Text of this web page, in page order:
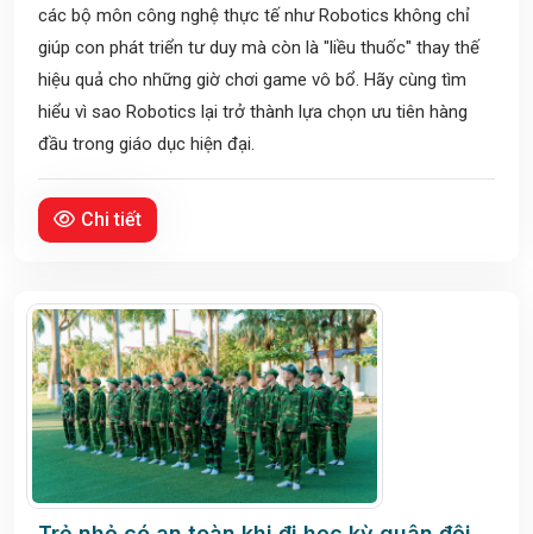
các bộ môn công nghệ thực tế như Robotics không chỉ
giúp con phát triển tư duy mà còn là "liều thuốc" thay thế
hiệu quả cho những giờ chơi game vô bổ. Hãy cùng tìm
hiểu vì sao Robotics lại trở thành lựa chọn ưu tiên hàng
đầu trong giáo dục hiện đại.
Chi tiết